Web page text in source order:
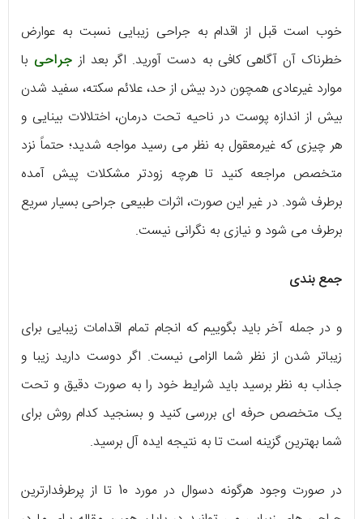
خوب است قبل از اقدام به جراحی زیبایی نسبت به عوارض
خطرناک آن آگاهی کافی به دست آورید. اگر بعد از جراحی با
موارد غیرعادی همچون درد بیش از حد، علائم سکته، سفید شدن
بیش از اندازه پوست در ناحیه تحت درمان، اختلالات بینایی و
هر چیزی که غیرمعقول به نظر می رسید مواجه شدید؛ حتماً نزد
متخصص مراجعه کنید تا هرچه زودتر مشکلات پیش آمده
برطرف شود. در غیر این صورت، اثرات طبیعی جراحی بسیار سریع
برطرف می شود و نیازی به نگرانی نیست.
جمع بندی
و در جمله آخر باید بگوییم که انجام تمام اقدامات زیبایی برای
زیباتر شدن از نظر شما الزامی نیست. اگر دوست دارید زیبا و
جذاب به نظر برسید باید شرایط خود را به صورت دقیق و تحت
یک متخصص حرفه ای بررسی کنید و بسنجید کدام روش برای
شما بهترین گزینه است تا به نتیجه ایده آل برسید.
در صورت وجود هرگونه دسوال در مورد 10 تا از پرطرفدارترین